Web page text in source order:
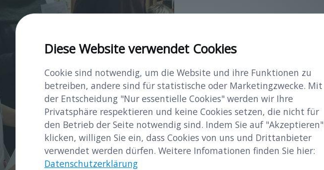
Diese Website verwendet Cookies
Cookie sind notwendig, um die Website und ihre Funktionen zu
betreiben, andere sind für statistische oder Marketingzwecke. Mit
der Entscheidung "Nur essentielle Cookies" werden wir Ihre
Privatsphäre respektieren und keine Cookies setzen, die nicht für
den Betrieb der Seite notwendig sind. Indem Sie auf "Akzeptieren"
klicken, willigen Sie ein, dass Cookies von uns und Drittanbieter
verwendet werden dürfen. Weitere Infomationen finden Sie hier:
Datenschutzerklärung